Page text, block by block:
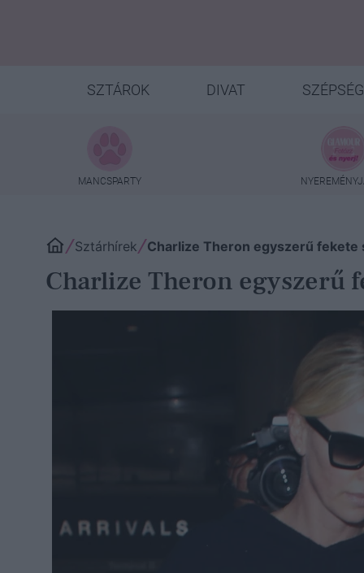
SZTÁROK DIVAT SZÉPSÉG
MANCSPARTY
Sztárhírek Charlize Theron egyszerű
Charlize Theron egyszerű